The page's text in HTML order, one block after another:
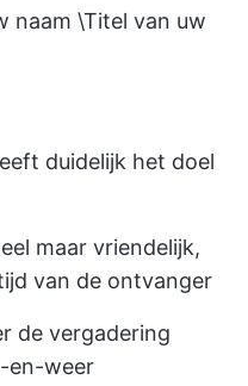
naam \Titel van uw
duidelijk het doel
maar vriendelijk,
van de ontvanger
de vergadering
en-weer